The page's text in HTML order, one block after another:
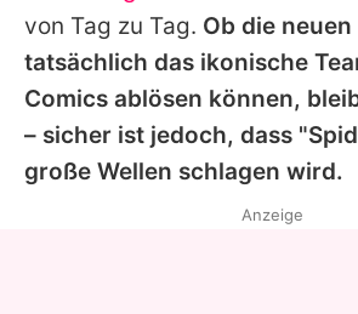
von Tag zu Tag. Ob die
tatsächlich das ikonische
Comics ablösen können,
– sicher ist jedoch, dass
große Wellen schlagen wird.
Anzeige